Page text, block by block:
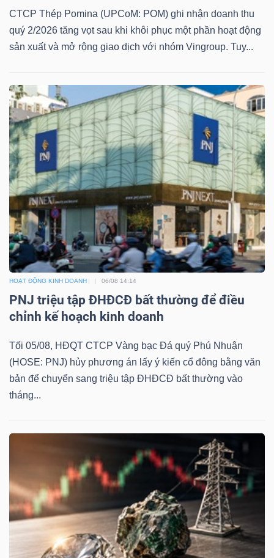
CTCP Thép Pomina (UPCoM: POM) ghi nhận doanh thu
quý 2/2026 tăng vọt sau khi khôi phục một phần hoạt động
sản xuất và mở rộng giao dịch với nhóm Vingroup. Tuy...
HOẠT ĐỘNG KINH DOANH 06/08 14:14
PNJ triệu tập ĐHĐCĐ bất thường để điều
chỉnh kế hoạch kinh doanh
Tối 05/08, HĐQT CTCP Vàng bạc Đá quý Phú Nhuận
(HOSE: PNJ) hủy phương án lấy ý kiến cổ đông bằng văn
bản để chuyển sang triệu tập ĐHĐCĐ bất thường vào
tháng...
Công
cụ
đầu
tư
Truyền
thông
tài
chính
Dữ
liệu
tài
chính